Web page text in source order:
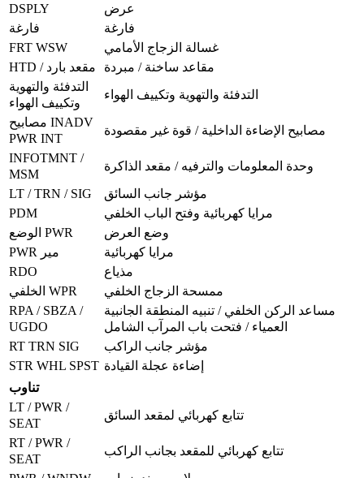
DSPLY
عرض
فارغة
فارغة
FRT WSW
غسالة الزجاج الأمامي
HTD / مقعد بارد
مقاعد ساخنة / مبردة
التدفئة والتهوية
وتكييف الهواء
التدفئة والتهوية وتكييف الهواء
مصابيح INADV
PWR INT
مصابيح الإضاءة الداخلية / قوة غير مقصودة
INFOTMNT /
MSM
وحدة المعلومات والترفيه / مقعد الذاكرة
LT / TRN / SIG
مؤشر جانب السائق
PDM
مرايا كهربائية وفتح الباب الخلفي
الوضع PWR
وضع العرض
PWR مير
مرايا كهربائية
RDO
مذياع
الخلفي WPR
ممسحة الزجاج الخلفي
RPA / SBZA /
UGDO
مساعد الركن الخلفي / تنبيه المنطقة الجانبية
العمياء / فتحت باب المرآب الشامل
RT TRN SIG
مؤشر جانب الراكب
STR WHL SPST إضاءة عجلة القيادة
تناوب
LT / PWR /
SEAT
تتابع كهربائي لمقعد السائق
RT / PWR /
SEAT
تتابع كهربائي للمقعد بجانب الراكب